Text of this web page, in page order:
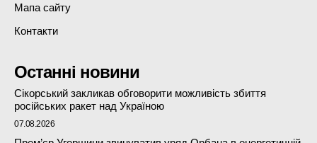
Мапа сайту
Контакти
Останні новини
Сікорський закликав обговорити можливість збиття
російських ракет над Україною
07.08.2026